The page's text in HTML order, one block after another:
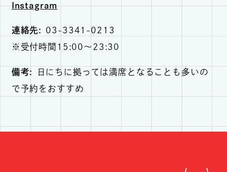
Instagram
連絡先
03-3341-0213
※受付時間15:00〜23:30
備考
日にちに拠っては満席となることも多いの
で予約をおすすめ